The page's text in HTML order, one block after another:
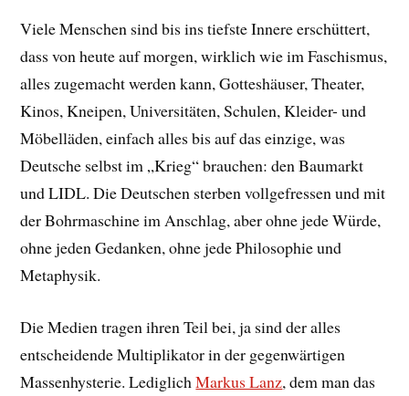
Viele Menschen sind bis ins tiefste Innere erschüttert,
dass von heute auf morgen, wirklich wie im Faschismus,
alles zugemacht werden kann, Gotteshäuser, Theater,
Kinos, Kneipen, Universitäten, Schulen, Kleider- und
Möbelläden, einfach alles bis auf das einzige, was
Deutsche selbst im „Krieg“ brauchen: den Baumarkt
und LIDL. Die Deutschen sterben vollgefressen und mit
der Bohrmaschine im Anschlag, aber ohne jede Würde,
ohne jeden Gedanken, ohne jede Philosophie und
Metaphysik.
Die Medien tragen ihren Teil bei, ja sind der alles
entscheidende Multiplikator in der gegenwärtigen
Massenhysterie. LediglichMarkus Lanz, dem man das